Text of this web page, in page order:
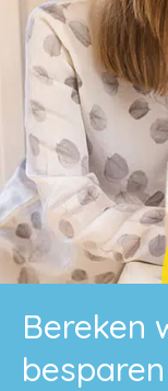
Bereken
besparen